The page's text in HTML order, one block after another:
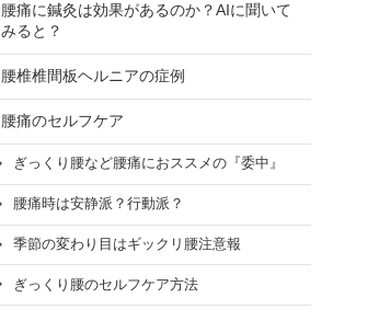
腰痛に鍼灸は効果があるのか？AIに聞いて
みると？
腰椎椎間板ヘルニアの症例
腰痛のセルフケア
ぎっくり腰など腰痛におススメの『委中』
腰痛時は安静派？行動派？
季節の変わり目はギックリ腰注意報
ぎっくり腰のセルフケア方法